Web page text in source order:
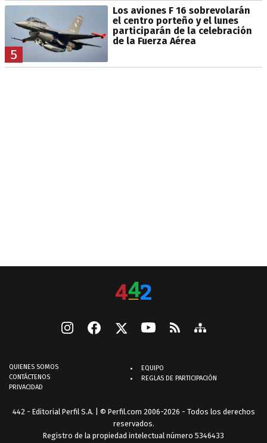
5
Los aviones F 16 sobrevolarán
el centro porteño y el lunes
participarán de la celebración
de la Fuerza Aérea
QUIENES SOMOS
CONTÁCTENOS
PRIVACIDAD
EQUIPO
REGLAS DE PARTICIPACIÓN
442 - Editorial Perfil S.A. | © Perfil.com 2006-2026 - Todos los derechos
reservados.
Registro de la propiedad intelectual número 5346433